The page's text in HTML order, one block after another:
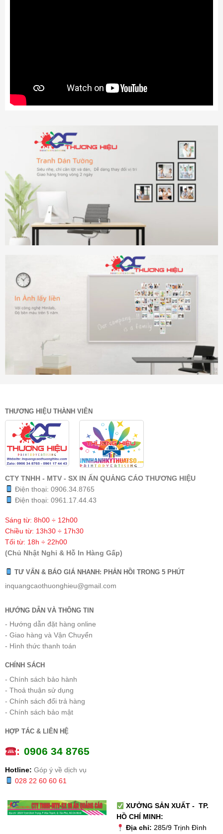
THƯƠNG HIỆU THÀNH VIÊN
CTY TNHH - MTV - SX IN ẤN QUẢNG CÁO THƯƠNG HIỆU
Điện thoại: 0906.34.8765
Điện thoại: 0961.17.44.43
Sáng từ: 8h00 ÷ 12h00
Chiều từ: 13h30 ÷ 17h30
Tối từ: 18h ÷ 22h00
(Chủ Nhật Nghỉ & Hỗ In Hàng Gấp)
TƯ VẤN & BÁO GIÁ NHANH: PHẢN HỒI TRONG 5 PHÚT
inquangcaothuonghieu@gmail.com
HƯỚNG DẪN VÀ THÔNG TIN
- Hướng dẫn đặt hàng online
- Giao hàng và Vận Chuyển
- Hình thức thanh toán
CHÍNH SÁCH
- Chính sách bảo hành
- Thoả thuận sử dụng
- Chính sách đổi trả hàng
- Chính sách bảo mật
HỢP TÁC & LIÊN HỆ
: 0906 34 8765
Hotline: Góp ý về dịch vụ
028 22 60 60 61
XƯỞNG SẢN XUẤT - TP.
HỒ CHÍ MINH:
Địa chỉ: 285/9 Trịnh Đình